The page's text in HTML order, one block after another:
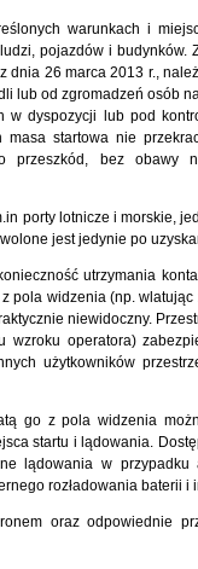
warunkach i
pojazdów i budynków.
dnia 26 marca 2013 r.,
lub od zgromadzeń osób
w dyspozycji lub pod
masa startowa nie
przeszkód, bez obawy
porty lotnicze i morskie,
jest jedynie po
utrzymania
pola widzenia (np.
niewidoczny.
wzroku operatora)
użytkowników
go z pola widzenia
startu i lądowania.
lądowania w
rozładowania baterii
oraz odpowiednie